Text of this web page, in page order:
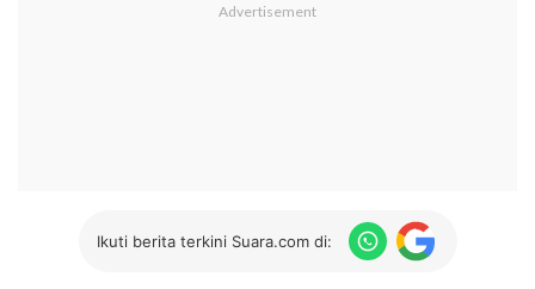
Ikuti berita terkini Suara.com di: